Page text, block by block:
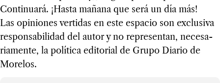
Con­ti­nuará. ¡Hasta mañana que será un día más!
Las opi­nio­nes ver­ti­das en este espa­cio son exclu­siva
res­pon­sa­bi­li­dad del autor y no repre­sen­tan, nece­sa­
ria­mente, la polí­tica edi­to­rial de Grupo Dia­rio de
More­los.